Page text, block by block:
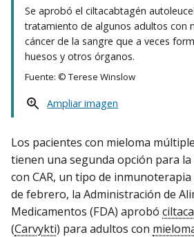
Se aprobó el ciltacabtagén
tratamiento de algunos adultos con
cáncer de la sangre que a veces
huesos y otros órganos.
Fuente: © Terese Winslow
Ampliar imagen
Los pacientes con mieloma
tienen una segunda opción para
con CAR, un tipo de inmunoterapia
de febrero, la Administración de
Medicamentos (FDA) aprobó
(Carvykti) para adultos con